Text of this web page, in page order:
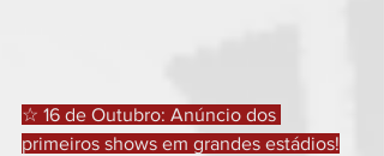
☆ 16 de Outubro: Anúncio dos
primeiros shows em grandes estádios!